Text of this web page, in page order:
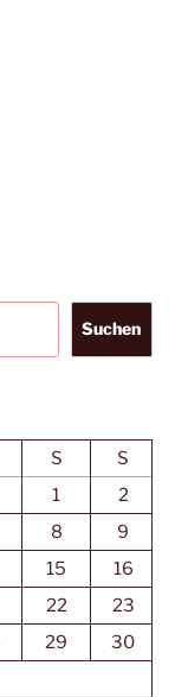
Suchen
S
S
1
2
8
9
15
16
22
23
29
30